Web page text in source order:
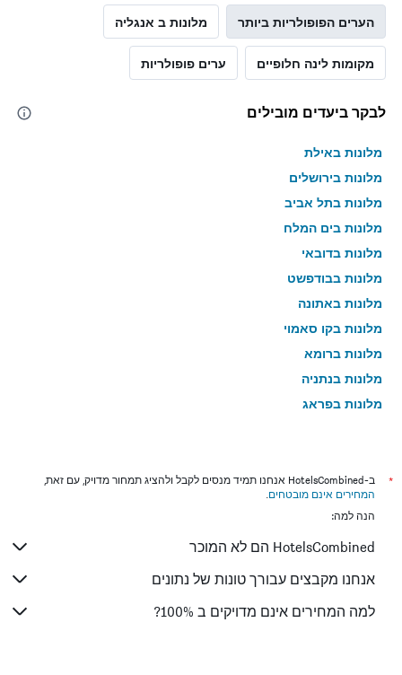
הערים הפופולריות ביותר מלונות ב אנגליה
מקומות לינה חלופיים ערים פופולריות
לבקר ביעדים מובילים
מלונות באילת
מלונות בירושלים
מלונות בתל אביב
מלונות בים המלח
מלונות בדובאי
מלונות בבודפשט
מלונות באתונה
מלונות בקו סאמוי
מלונות ברומא
מלונות בנתניה
מלונות בפראג
מלונות בניו יורק
מלונות בבנגקוק
מלונות בפאפוס
מלונות בלימסול
מלונות בפאטונג
*
ב-HotelsCombined אנחנו תמיד מנסים לקבל ולהציג תמחור מדויק, עם זאת,
המחירים אינם מובטחים.
הנה למה:
HotelsCombined הם לא המוכר
אנחנו מקבצים עבורך טונות של נתונים
למה המחירים אינם מדויקים ב 100%?